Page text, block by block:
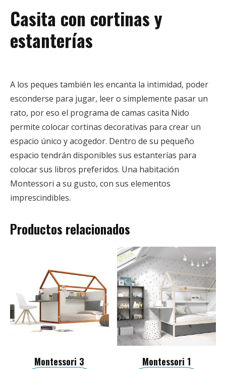
Casita con cortinas y
estanterías
A los peques también les encanta la intimidad, poder
esconderse para jugar, leer o simplemente pasar un
rato, por eso el programa de camas casita Nido
permite colocar cortinas decorativas para crear un
espacio único y acogedor. Dentro de su pequeño
espacio tendrán disponibles sus estanterías para
colocar sus libros preferidos. Una habitación
Montessori a su gusto, con sus elementos
imprescindibles.
Productos relacionados
Montessori 3 Montessori 1